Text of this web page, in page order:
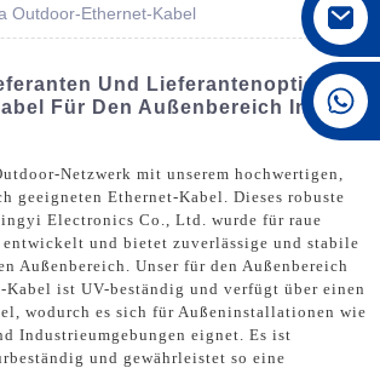
+86 15168592711
Outdoor-Ethernet-Kabel
Und Lieferantenoptionen
Für Den Außenbereich In
Netzwerk mit unserem hochwertigen,
geeigneten Ethernet-Kabel. Dieses robuste
Electronics Co., Ltd. wurde für raue
entwickelt und bietet zuverlässige und stabile
Außenbereich. Unser für den Außenbereich
Kabel ist UV-beständig und verfügt über einen
wodurch es sich für Außeninstallationen wie
Industrieumgebungen eignet. Es ist
und gewährleistet so eine